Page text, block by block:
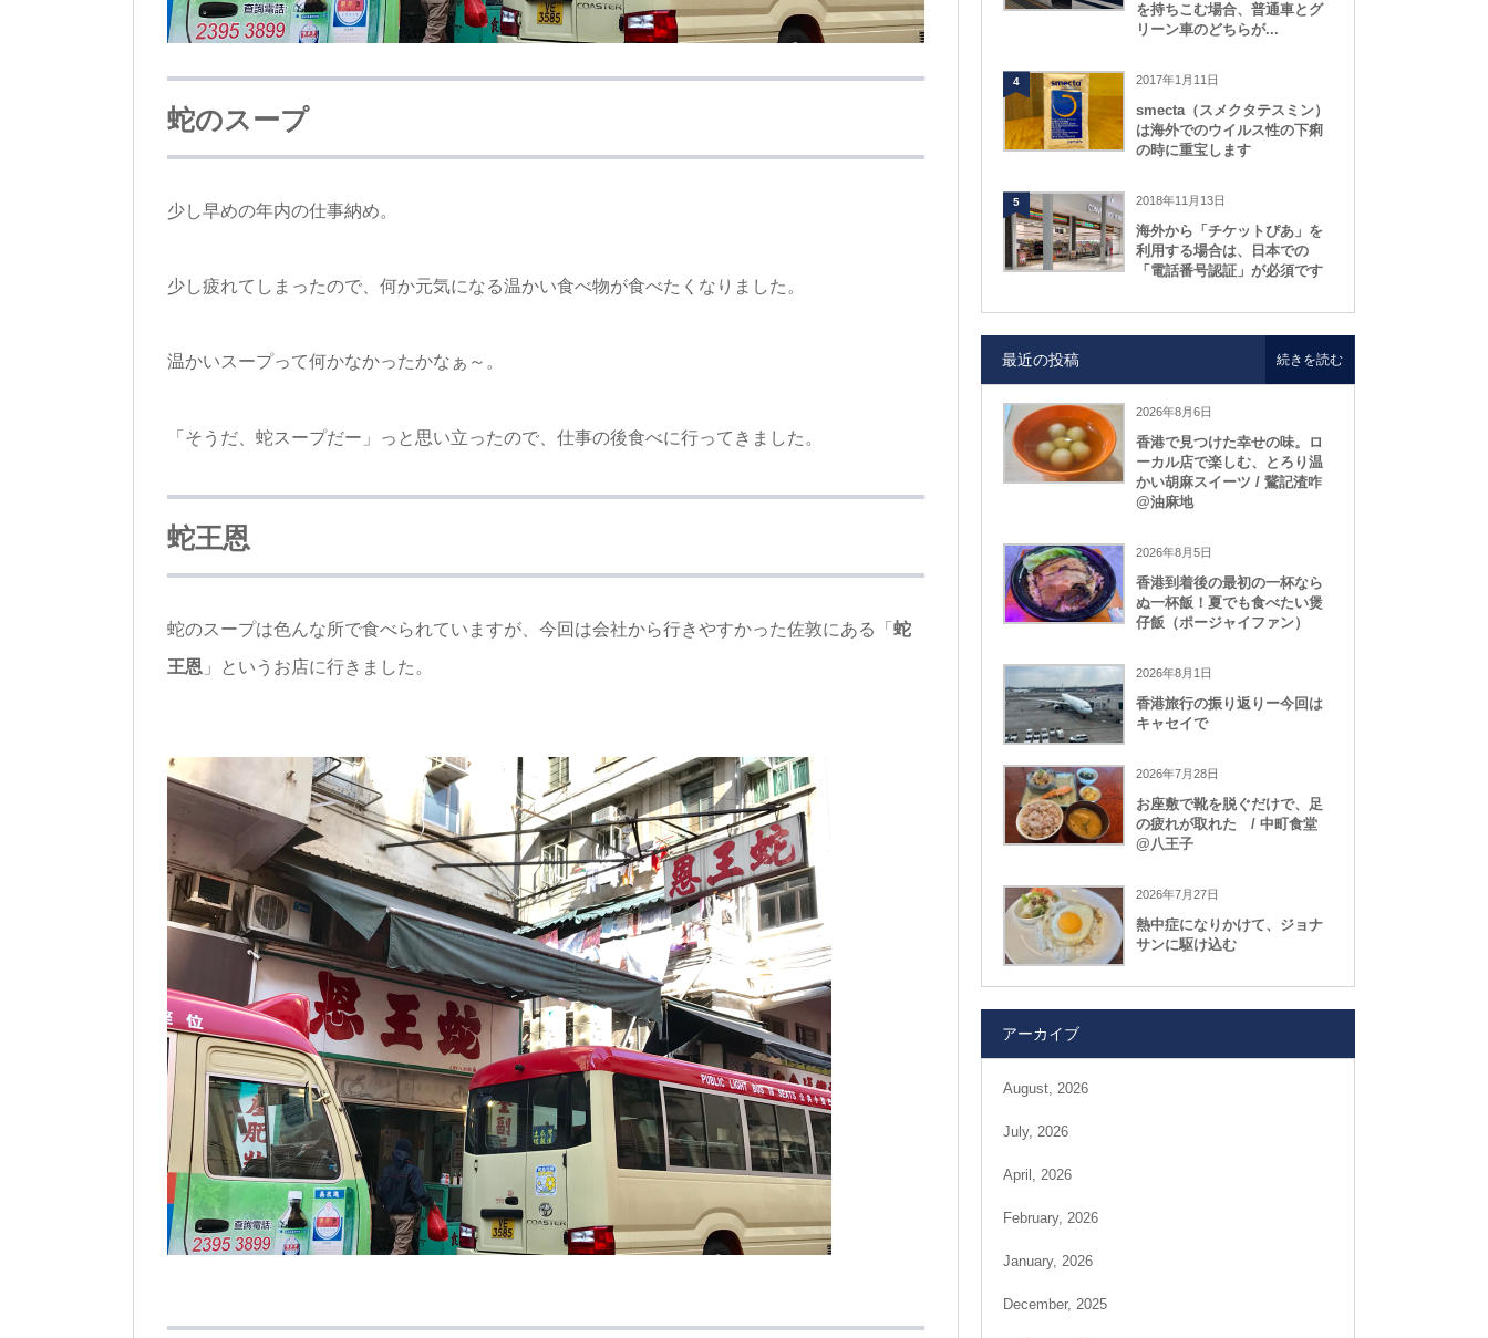
蛇のスープ
少し早めの年内の仕事納め。
少し疲れてしまったので、何か元気になる温かい食べ物が食べたくなりました。
温かいスープって何かなかったかなぁ～。
「そうだ、蛇スープだー」っと思い立ったので、仕事の後食べに行ってきました。
蛇王恩
蛇のスープは色んな所で食べられていますが、今回は会社から行きやすかった佐敦にある「 蛇
王恩 」というお店に行きました。
を持ちこむ場合、普通車とグ
リーン車のどちらが...
4 2017年1月11日
smecta（スメクタテスミン）
は海外でのウイルス性の下痢
の時に重宝します
5 2018年11月13日
海外から「チケットぴあ」を
利用する場合は、日本での
「電話番号認証」が必須です
最近の投稿
2026年8月6日
香港で見つけた幸せの味。ロ
ーカル店で楽しむ、とろり温
かい胡麻スイーツ / 鵞記渣咋
@油麻地
2026年8月5日
香港到着後の最初の一杯なら
ぬ一杯飯！夏でも食べたい煲
仔飯（ポージャイファン）
2026年8月1日
香港旅行の振り返りー今回は
キャセイで
2026年7月28日
お座敷で靴を脱ぐだけで、足
の疲れが取れた / 中町食堂
@八王子
2026年7月27日
熱中症になりかけて、ジョナ
サンに駆け込む
続きを読む
アーカイブ
August, 2026
July, 2026
April, 2026
February, 2026
January, 2026
December, 2025